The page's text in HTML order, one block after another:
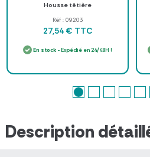
Housse têtière
Réf : 09203
27,54 € TTC
En stock - Expédié en 24/48H !
Description